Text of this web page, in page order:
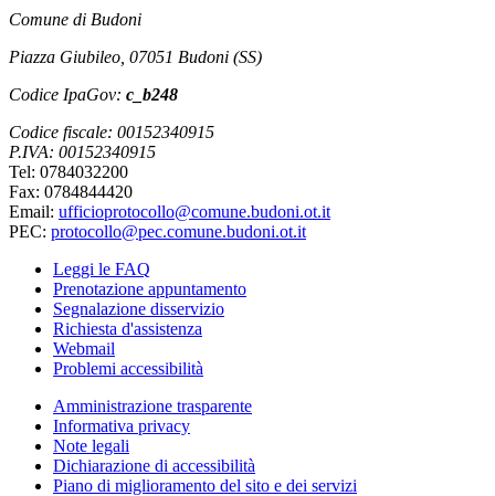
Comune di Budoni
Piazza Giubileo, 07051 Budoni (SS)
Codice IpaGov: c_b248
Codice fiscale: 00152340915
P.IVA: 00152340915
Tel: 0784032200
Fax: 0784844420
Email: ufficioprotocollo@comune.budoni.ot.it
PEC: protocollo@pec.comune.budoni.ot.it
Leggi le FAQ
Prenotazione appuntamento
Segnalazione disservizio
Richiesta d'assistenza
Webmail
Problemi accessibilità
Amministrazione trasparente
Informativa privacy
Note legali
Dichiarazione di accessibilità
Piano di miglioramento del sito e dei servizi